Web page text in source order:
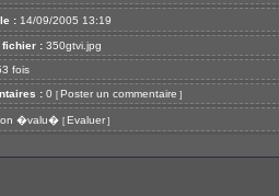
: 14/09/2005 13:19
fichier : 350gtvi.jpg
fois
: 0 [ Poster un commentaire ]
�valu� [ Evaluer ]